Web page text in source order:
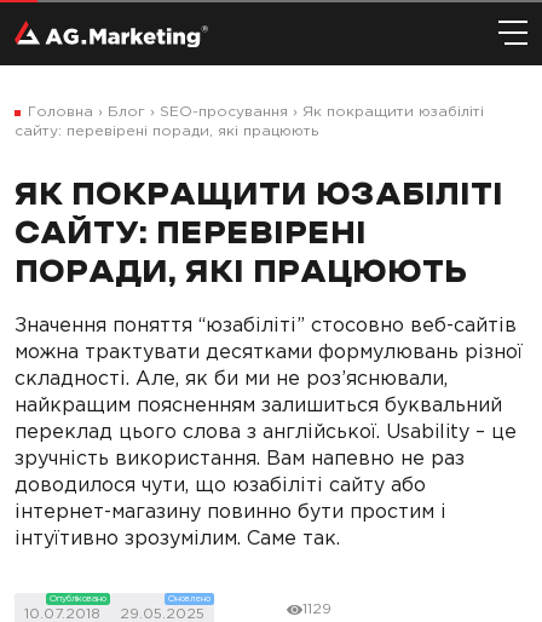
Головна › Блог › SEO-просування › Як покращити юзабіліті
сайту: перевірені поради, які працюють
ЯК ПОКРАЩИТИ ЮЗАБІЛІТІ
САЙТУ: ПЕРЕВІРЕНІ
ПОРАДИ, ЯКІ ПРАЦЮЮТЬ
Значення поняття “юзабіліті” стосовно веб-сайтів
можна трактувати десятками формулювань різної
складності. Але, як би ми не роз’яснювали,
найкращим поясненням залишиться буквальний
переклад цього слова з англійської. Usability – це
зручність використання. Вам напевно не раз
доводилося чути, що юзабіліті сайту або
інтернет-магазину повинно бути простим і
інтуїтивно зрозумілим. Саме так.
10.07.2018
Опубліковано
29.05.2025
Оновлено
1129